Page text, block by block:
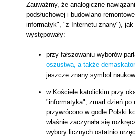
Zauważmy, że analogiczne
podsłuchowej i budowlano-
informatyk", "z Internetu znany"), jak
występowały:
przy fałszowaniu wyborów
oszustwa, a także
jeszcze znany symbol
w Kościele katolickim przy
"informatyka", zmarł dzień
przywrócono w godle Polski
właśnie zaczynała się
wybory licznych ostatnio